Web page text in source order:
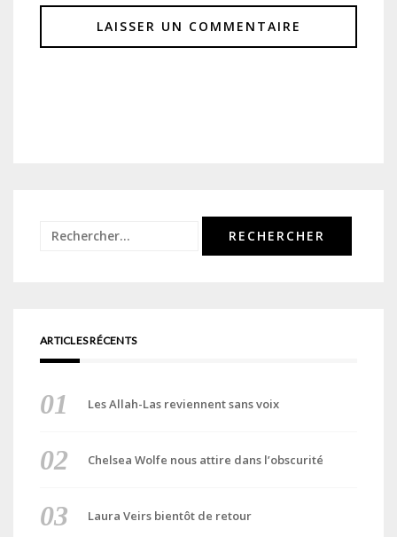
Rechercher :
ARTICLES RÉCENTS
Les Allah-Las reviennent sans voix
Chelsea Wolfe nous attire dans l’obscurité
Laura Veirs bientôt de retour